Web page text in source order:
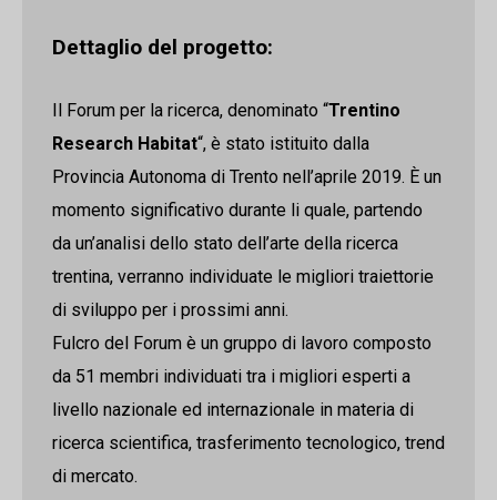
Dettaglio del progetto:
Il Forum per la ricerca, denominato “Trentino
Research Habitat“, è stato istituito dalla
Provincia Autonoma di Trento nell’aprile 2019. È un
momento significativo durante li quale, partendo
da un’analisi dello stato dell’arte della ricerca
trentina, verranno individuate le migliori traiettorie
di sviluppo per i prossimi anni.
Fulcro del Forum è un gruppo di lavoro composto
da 51 membri individuati tra i migliori esperti a
livello nazionale ed internazionale in materia di
ricerca scientifica, trasferimento tecnologico, trend
di mercato.